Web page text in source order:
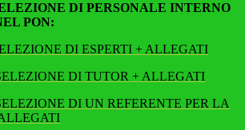
DI PERSONALE INTERNO
PON:
DI ESPERTI + ALLEGATI
DI TUTOR + ALLEGATI
DI UN REFERENTE PER LA